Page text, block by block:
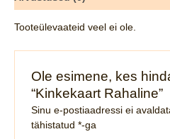
Tooteülevaateid veel ei ole.
Ole esimene, kes
“Kinkekaart Rahaline”
Sinu e-postiaadressi ei
tähistatud*-ga